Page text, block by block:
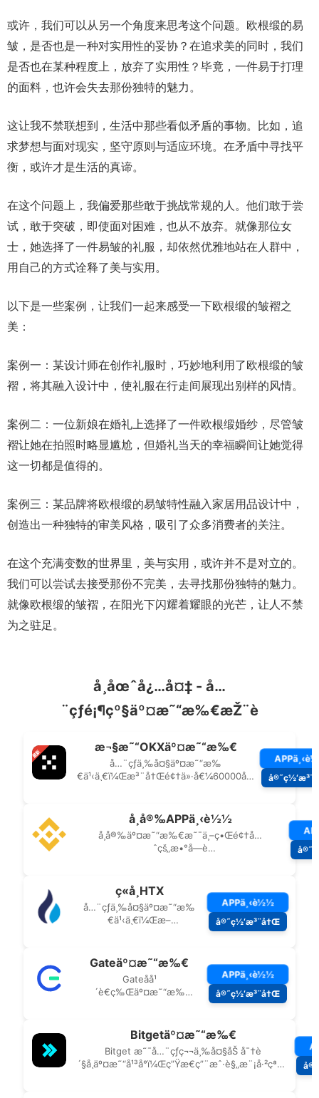
或许，我们可以从另一个角度来思考这个问题。欧根缎的易
皱，是否也是一种对实用性的妥协？在追求美的同时，我们
是否也在某种程度上，放弃了实用性？毕竟，一件易于打理
的面料，也许会失去那份独特的魅力。
这让我不禁联想到，生活中那些看似矛盾的事物。比如，追
求梦想与面对现实，坚守原则与适应环境。在矛盾中寻找平
衡，或许才是生活的真谛。
在这个问题上，我偏爱那些敢于挑战常规的人。他们敢于尝
试，敢于突破，即使面对困难，也从不放弃。就像那位女
士，她选择了一件易皱的礼服，却依然优雅地站在人群中，
用自己的方式诠释了美与实用。
以下是一些案例，让我们一起来感受一下欧根缎的皱褶之
美：
案例一：某设计师在创作礼服时，巧妙地利用了欧根缎的皱
褶，将其融入设计中，使礼服在行走间展现出别样的风情。
案例二：一位新娘在婚礼上选择了一件欧根缎婚纱，尽管皱
褶让她在拍照时略显尴尬，但婚礼当天的幸福瞬间让她觉得
这一切都是值得的。
案例三：某品牌将欧根缎的易皱特性融入家居用品设计中，
创造出一种独特的审美风格，吸引了众多消费者的关注。
在这个充满变数的世界里，美与实用，或许并不是对立的。
我们可以尝试去接受那份不完美，去寻找那份独特的魅力。
就像欧根缎的皱褶，在阳光下闪耀着耀眼的光芒，让人不禁
为之驻足。